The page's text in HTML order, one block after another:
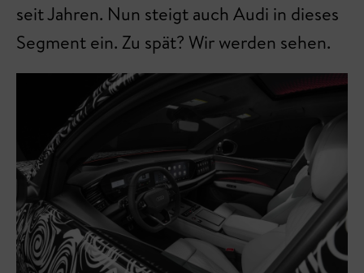
seit Jahren. Nun steigt auch Audi in dieses
Segment ein. Zu spät? Wir werden sehen.